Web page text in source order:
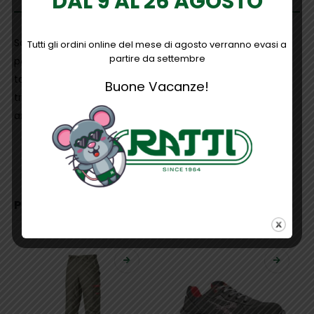
Scarpe antinfortunistiche basse, leggere e comode u
power della linea Red Lion, totalmente “metal free”, con
tomaia in pelle nabuk naturale bottalato, idrorepellente,
traspiranti, puntale composite, antiperforazione,
antiscivolo e suola PU/PU infinergy S1P SRC, ESD
INFORMAZIONI AGGIUNTIVE
Tutti gli ordini online del mese di agosto verranno evasi a
partire da settembre
Buone Vacanze!